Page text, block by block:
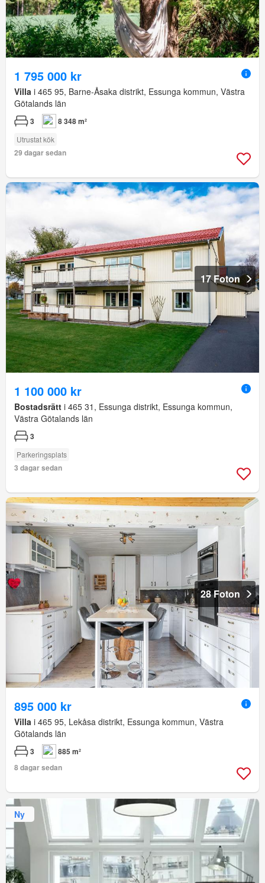
1 795 000 kr
Villa i 465 95, Barne-Åsaka distrikt, Essunga kommun, Västra
Götalands län
3 8 348 m²
Utrustat kök
29 dagar sedan
17 Foton
1 100 000 kr
Bostadsrätt i 465 31, Essunga distrikt, Essunga kommun,
Västra Götalands län
3
Parkeringsplats
3 dagar sedan
28 Foton
895 000 kr
Villa i 465 95, Lekåsa distrikt, Essunga kommun, Västra
Götalands län
3
885 m²
8 dagar sedan
Ny